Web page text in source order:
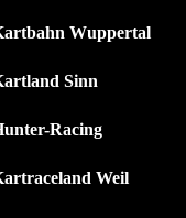
Wuppertal
Sinn
Racing
Weil